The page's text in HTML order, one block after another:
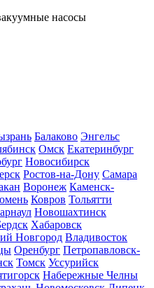
насосы
Балаково Энгельс
Омск Екатеринбург
Новосибирск
Ростов-на-Дону Самара
Воронеж Каменск-
Ковров Тольятти
Новошахтинск
Хабаровск
Новгород Владивосток
Оренбург Петропавловск-
Томск Уссурийск
Набережные Челны